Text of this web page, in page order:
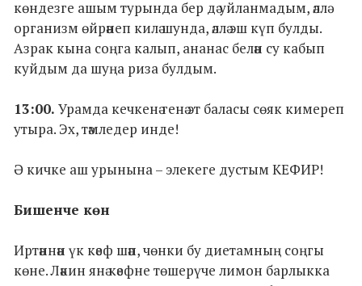
көндезге ашым турында бер дә уйланмадым, әллә
организм өйрәнеп килә шунда, әллә эш күп булды.
Азрак кына соңга калып, ананас белән су кабып
куйдым да шуңа риза булдым.
13:00. Урамда кечкенә генә эт баласы сөяк кимереп
утыра. Эх, тәмледер инде!
Ә кичке аш урынына – элекеге дустым КЕФИР!
Бишенче көн
Иртәннән үк кәеф шәп, чөнки бу диетамның соңгы
көне. Ләкин янә кәефне төшерүче лимон барлыкка